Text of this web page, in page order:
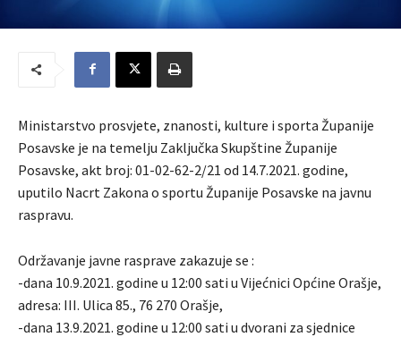
Ministarstvo prosvjete, znanosti, kulture i sporta Županije
Posavske je na temelju Zaključka Skupštine Županije
Posavske, akt broj: 01-02-62-2/21 od 14.7.2021. godine,
uputilo Nacrt Zakona o sportu Županije Posavske na javnu
raspravu.
Održavanje javne rasprave zakazuje se :
-dana 10.9.2021. godine u 12:00 sati u Vijećnici Općine Orašje,
adresa: III. Ulica 85., 76 270 Orašje,
-dana 13.9.2021. godine u 12:00 sati u dvorani za sjednice